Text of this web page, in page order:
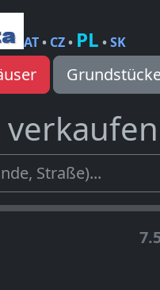
AT• CZ• PL •SK
verkaufen